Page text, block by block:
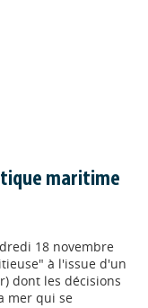
maritime
18 novembre
à l'issue d'un
dont les décisions
mer qui se